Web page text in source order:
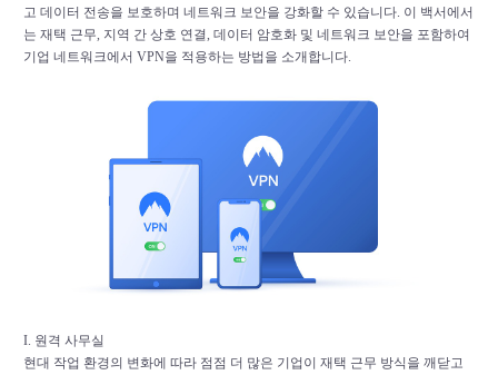
고 데이터 전송을 보호하며 네트워크 보안을 강화할 수 있습니다. 이 백서에서
는 재택 근무, 지역 간 상호 연결, 데이터 암호화 및 네트워크 보안을 포함하여
기업 네트워크에서 VPN을 적용하는 방법을 소개합니다.
I. 원격 사무실
현대 작업 환경의 변화에 따라 점점 더 많은 기업이 재택 근무 방식을 깨닫고